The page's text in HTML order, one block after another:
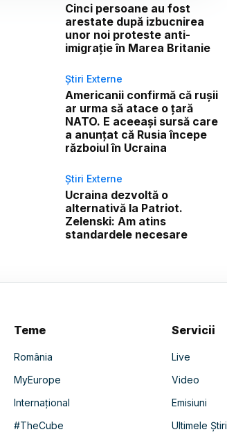
Cinci persoane au fost
arestate după izbucnirea
unor noi proteste anti-
imigrație în Marea Britanie
Știri Externe
Americanii confirmă că rușii
ar urma să atace o țară
NATO. E aceeași sursă care
a anunțat că Rusia începe
războiul în Ucraina
Știri Externe
Ucraina dezvoltă o
alternativă la Patriot.
Zelenski: Am atins
standardele necesare
Teme
România
MyEurope
Internațional
#TheCube
Servicii
Live
Video
Emisiuni
Ultimele Știri